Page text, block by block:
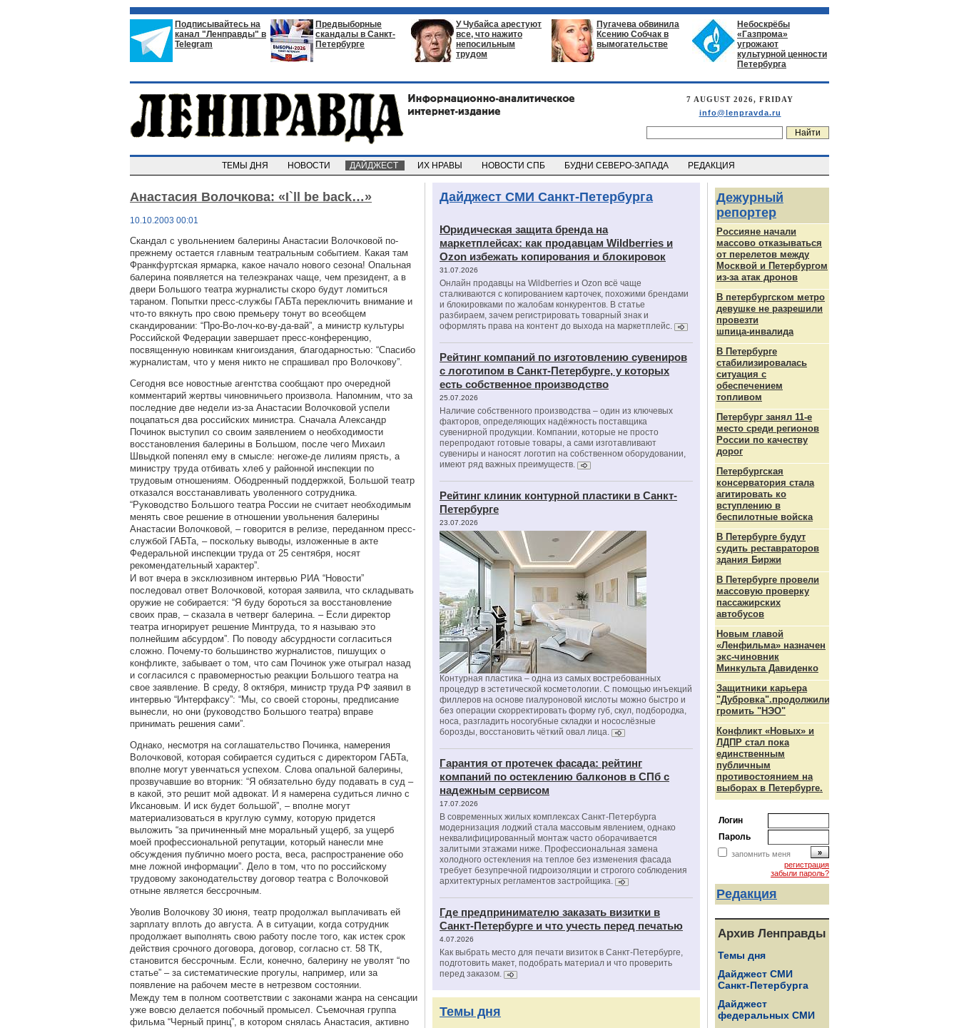
Подписывайтесь на
канал "Ленправды" в
Telegram
Предвыборные
скандалы в Санкт-
Петербурге
У Чубайса арестуют
все, что нажито
непосильным
трудом
Пугачева обвинила
Ксению Собчак в
вымогательстве
Небоскрёбы
«Газпрома»
угрожают
культурной ценности
Петербурга
7 AUGUST 2026, FRIDAY
info@lenpravda.ru
ТЕМЫ ДНЯ НОВОСТИ ДАЙДЖЕСТ ИХ НРАВЫ НОВОСТИ СПБ БУДНИ СЕВЕРО-ЗАПАДА РЕДАКЦИЯ
Анастасия Волочкова: «I`ll be back…»
10.10.2003 00:01
Скандал с увольнением балерины Анастасии Волочковой по-
прежнему остается главным театральным событием. Какая там
Франкфуртская ярмарка, какое начало нового сезона! Опальная
балерина появляется на телеэкранах чаще, чем президент, а в
двери Большого театра журналисты скоро будут ломиться
тараном. Попытки пресс-службы ГАБТа переключить внимание и
что-то вякнуть про свою премьеру тонут во всеобщем
скандировании: “Про-Во-лоч-ко-ву-да-вай”, а министр культуры
Российской Федерации завершает пресс-конференцию,
посвященную новинкам книгоиздания, благодарностью: “Спасибо
журналистам, что у меня никто не спрашивал про Волочкову”.
Сегодня все новостные агентства сообщают про очередной
комментарий жертвы чиновничьего произвола. Напомним, что за
последние две недели из-за Анастасии Волочковой успели
поцапаться два российских министра. Сначала Александр
Починок выступил со своим заявлением о необходимости
восстановления балерины в Большом, после чего Михаил
Швыдкой попенял ему в смысле: негоже-де лилиям прясть, а
министру труда отбивать хлеб у районной инспекции по
трудовым отношениям. Ободренный поддержкой, Большой театр
отказался восстанавливать уволенного сотрудника.
“Руководство Большого театра России не считает необходимым
менять свое решение в отношении увольнения балерины
Анастасии Волочковой, – говорится в релизе, переданном пресс-
службой ГАБТа, – поскольку выводы, изложенные в акте
Федеральной инспекции труда от 25 сентября, носят
рекомендательный характер”.
И вот вчера в эксклюзивном интервью РИА “Новости”
последовал ответ Волочковой, которая заявила, что складывать
оружие не собирается: “Я буду бороться за восстановление
своих прав, – сказала в четверг балерина. – Если директор
театра игнорирует решение Минтруда, то я называю это
полнейшим абсурдом”. По поводу абсурдности согласиться
сложно. Почему-то большинство журналистов, пишущих о
конфликте, забывает о том, что сам Починок уже отыграл назад
и согласился с правомерностью реакции Большого театра на
свое заявление. В среду, 8 октября, министр труда РФ заявил в
интервью “Интерфаксу”: “Мы, со своей стороны, предписание
вынесли, но они (руководство Большого театра) вправе
принимать решения сами”.
Однако, несмотря на соглашательство Починка, намерения
Волочковой, которая собирается судиться с директором ГАБТа,
вполне могут увенчаться успехом. Слова опальной балерины,
прозвучавшие во вторник: “Я обязательно буду подавать в суд –
в какой, это решит мой адвокат. И я намерена судиться лично с
Иксановым. И иск будет большой”, – вполне могут
материализоваться в круглую сумму, которую придется
выложить “за причиненный мне моральный ущерб, за ущерб
моей профессиональной репутации, который нанесли мне
обсуждения публично моего роста, веса, распространение обо
мне ложной информации”. Дело в том, что по российскому
трудовому законодательству договор театра с Волочковой
отныне является бессрочным.
Уволив Волочкову 30 июня, театр продолжал выплачивать ей
зарплату вплоть до августа. А в ситуации, когда сотрудник
продолжает выполнять свою работу после того, как истек срок
действия срочного договора, договор, согласно ст. 58 ТК,
становится бессрочным. Если, конечно, балерину не уволят “по
статье” – за систематические прогулы, например, или за
появление на рабочем месте в нетрезвом состоянии.
Между тем в полном соответствии с законами жанра на сенсации
уже вовсю делается побочный промысел. Съемочная группа
фильма “Черный принц”, в котором снялась Анастасия, активно
Дайджест СМИ Санкт-Петербурга
Юридическая защита бренда на
маркетплейсах: как продавцам Wildberries и
Ozon избежать копирования и блокировок
31.07.2026
Онлайн продавцы на Wildberries и Ozon всё чаще
сталкиваются с копированием карточек, похожими брендами
и блокировками по жалобам конкурентов. В статье
разбираем, зачем регистрировать товарный знак и
оформлять права на контент до выхода на маркетплейс.
Рейтинг компаний по изготовлению сувениров
с логотипом в Санкт-Петербурге, у которых
есть собственное производство
25.07.2026
Наличие собственного производства – один из ключевых
факторов, определяющих надёжность поставщика
сувенирной продукции. Компании, которые не просто
перепродают готовые товары, а сами изготавливают
сувениры и наносят логотип на собственном оборудовании,
имеют ряд важных преимуществ.
Рейтинг клиник контурной пластики в Санкт-
Петербурге
23.07.2026
Контурная пластика – одна из самых востребованных
процедур в эстетической косметологии. С помощью инъекций
филлеров на основе гиалуроновой кислоты можно быстро и
без операции скорректировать форму губ, скул, подбородка,
носа, разгладить носогубные складки и носослёзные
борозды, восстановить чёткий овал лица.
Гарантия от протечек фасада: рейтинг
компаний по остеклению балконов в СПб с
надежным сервисом
17.07.2026
В современных жилых комплексах Санкт-Петербурга
модернизация лоджий стала массовым явлением, однако
неквалифицированный монтаж часто оборачивается
залитыми этажами ниже. Профессиональная замена
холодного остекления на теплое без изменения фасада
требует безупречной гидроизоляции и строгого соблюдения
архитектурных регламентов застройщика.
Где предпринимателю заказать визитки в
Санкт-Петербурге и что учесть перед печатью
4.07.2026
Как выбрать место для печати визиток в Санкт-Петербурге,
подготовить макет, подобрать материал и что проверить
перед заказом.
Темы дня
Дежурный
репортер
Россияне начали
массово отказываться
от перелетов между
Москвой и Петербургом
из-за атак дронов
В петербургском метро
девушке не разрешили
провезти
шпица‑инвалида
В Петербурге
стабилизировалась
ситуация с
обеспечением
топливом
Петербург занял 11-е
место среди регионов
России по качеству
дорог
Петербургская
консерватория стала
агитировать ко
вступлению в
беспилотные войска
В Петербурге будут
судить реставраторов
здания Биржи
В Петербурге провели
массовую проверку
пассажирских
автобусов
Новым главой
«Ленфильма» назначен
экс-чиновник
Минкульта Давиденко
Защитники карьера
"Дубровка".продолжили
громить "НЭО"
Конфликт «Новых» и
ЛДПР стал пока
единственным
публичным
противостоянием на
выборах в Петербурге.
Логин
Пароль
запомнить меня
регистрация
забыли пароль?
Редакция
Архив Ленправды
Темы дня
Дайджест СМИ
Санкт-Петербурга
Дайджест
федеральных СМИ